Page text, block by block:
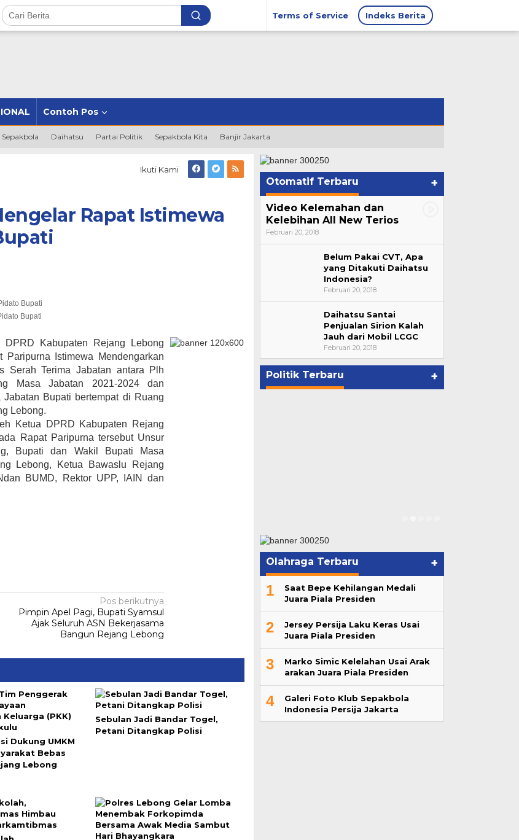
Terms of Service Indeks Berita
Contoh Pos
Sepakbola Daihatsu Partai Politik Sepakbola Kita Banjir Jakarta
Ikuti Kami
Rapat Istimewa
Bupati
DPRD Kabupaten Rejang Lebong
Istimewa Mendengarkan
Serah Terima Jabatan antara Plh
Masa Jabatan 2021-2024 dan
Bupati bertempat di Ruang
Lebong.
Ketua DPRD Kabupaten Rejang
Rapat Paripurna tersebut Unsur
Bupati dan Wakil Bupati Masa
Lebong, Ketua Bawaslu Rejang
BUMD, Rektor UPP, IAIN dan
Pos berikutnya
Pimpin Apel Pagi, Bupati Syamsul
Ajak Seluruh ASN Bekerjasama
Bangun Rejang Lebong
Dukung UMKM
Bebas
Lebong
Sebulan Jadi Bandar Togel,
Petani Ditangkap Polisi
Otomatif Terbaru +
Video Kelemahan dan
Kelebihan All New Terios
Februari 20, 2018
Belum Pakai CVT, Apa
yang Ditakuti Daihatsu
Indonesia?
Februari 20, 2018
Daihatsu Santai
Penjualan Sirion Kalah
Jauh dari Mobil LCGC
Februari 20, 2018
Politik Terbaru +
Satu
393 Peserta MTQ ke-XXXV Siap
Tempur Rebut Juara Dibuka
Gubernur Rohidin
Di ADVERTORIAL, POLITIK
Bupati Ahmad Hijazi, Hadiri
Paripurna Hasil Penetapan
Paslon Bupati dan Wabup Te…
LEBONG
Januari 29, 2021
Olahraga Terbaru +
1
Saat Bepe Kehilangan Medali
Juara Piala Presiden
2
Jersey Persija Laku Keras Usai
Juara Piala Presiden
3
Marko Simic Kelelahan Usai Arak
arakan Juara Piala Presiden
4
Galeri Foto Klub Sepakbola
Indonesia Persija Jakarta